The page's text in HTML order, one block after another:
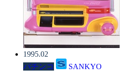
1995.02
パチンコ
SANKYO